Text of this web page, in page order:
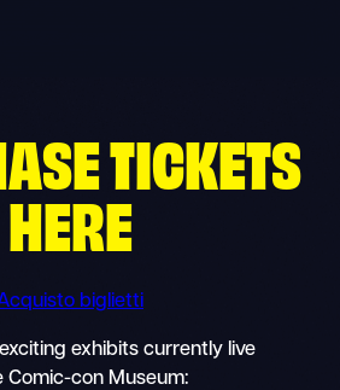
TICKETS
HERE
biglietti
exhibits currently live
Comic-con Museum: